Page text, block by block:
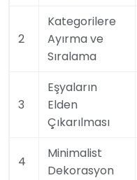
2
Kategorilere
Ayırma ve
Sıralama
3
Eşyaların
Elden
Çıkarılması
4
Minimalist
Dekorasyon